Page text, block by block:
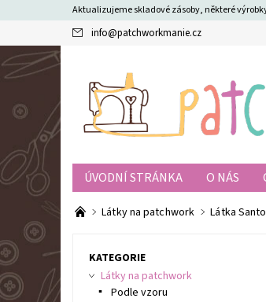
Aktualizujeme skladové zásoby, některé
info@patchworkmanie.cz
ÚVODNÍ STRÁNKA O NÁS
Látky na patchwork Látka
KATEGORIE
Látky na patchwork
Podle vzoru